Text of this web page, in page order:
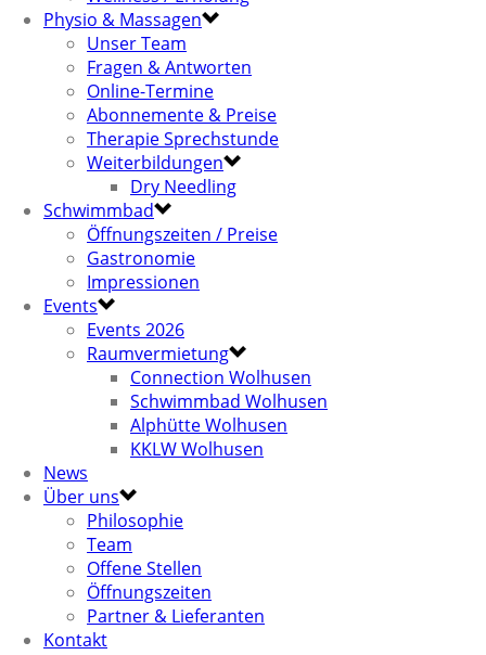
Physio & Massagen
Unser Team
Fragen & Antworten
Online-Termine
Abonnemente & Preise
Therapie Sprechstunde
Weiterbildungen
Dry Needling
Schwimmbad
Öffnungszeiten / Preise
Gastronomie
Impressionen
Events
Events 2026
Raumvermietung
Connection Wolhusen
Schwimmbad Wolhusen
Alphütte Wolhusen
KKLW Wolhusen
News
Über uns
Philosophie
Team
Offene Stellen
Öffnungszeiten
Partner & Lieferanten
Kontakt